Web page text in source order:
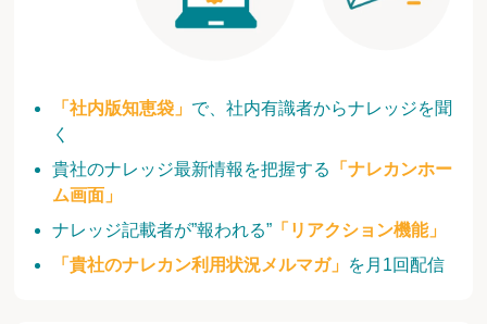
「社内版知恵袋」 で、社内有識者からナレッジを聞
く
貴社のナレッジ最新情報を把握する
「ナレカンホー
ム画面」
ナレッジ記載者が”報われる” 「リアクション機能」
「貴社のナレカン利用状況メルマガ」 を月1回配信